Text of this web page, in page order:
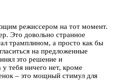
режиссером на тот момент.
Это довольно странное
трамплином, а просто как бы
на предложенные
это решение и
у тебя ничего нет, кроме
– это мощный стимул для